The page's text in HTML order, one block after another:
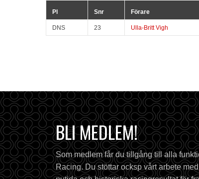
Pl Snr Förare
DNS 23 Ulla-Britt Vigh
BLI MEDLEM!
Som medlem får du tillgång till alla
Racing. Du stöttar ocksp vårt arbete